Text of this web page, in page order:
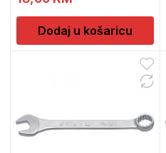
Dodaj u košaricu